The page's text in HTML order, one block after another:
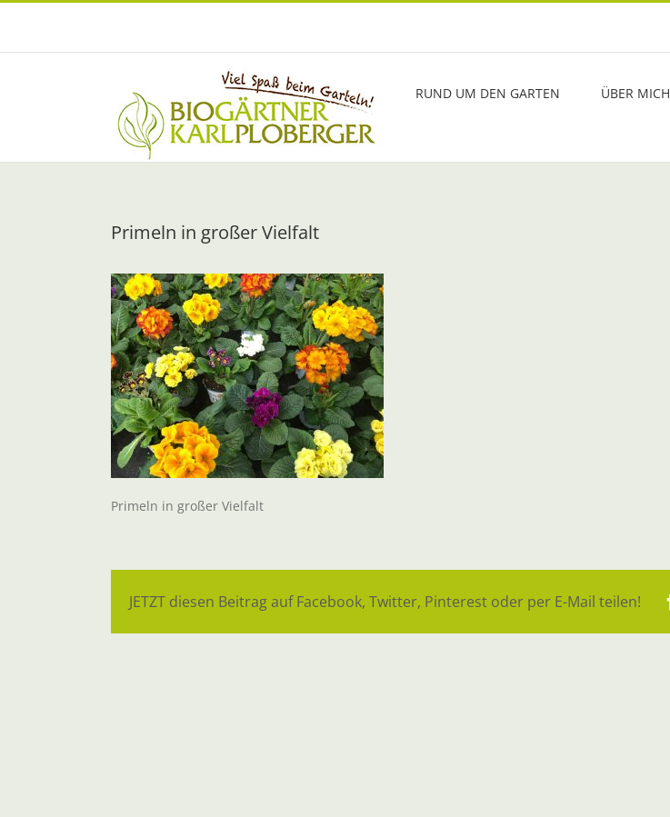
Zum
RUND UM DEN GARTEN ÜBER MICH
Primeln in großer Vielfalt
Primeln in großer Vielfalt
JETZT diesen Beitrag auf Facebook, Twitter, Pinterest oder per E-Mail teilen!